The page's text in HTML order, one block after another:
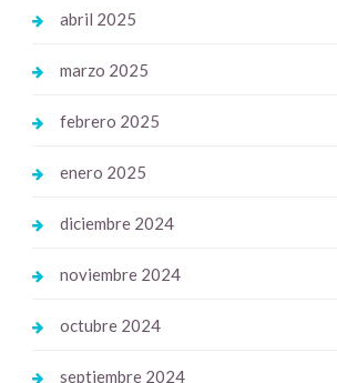
abril 2025
marzo 2025
febrero 2025
enero 2025
diciembre 2024
noviembre 2024
octubre 2024
septiembre 2024